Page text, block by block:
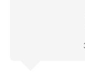
Unsere Sonnasita
persönlichen
Bergkulisse tut sein